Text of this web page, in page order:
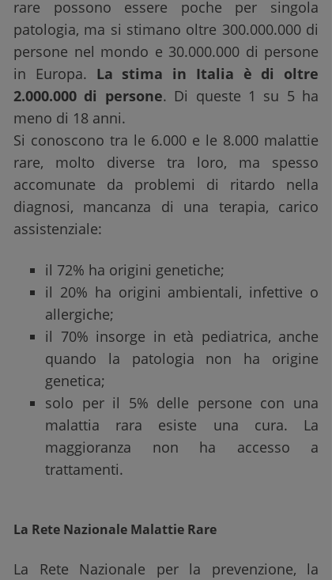
rare possono essere poche per singola
patologia, ma si stimano oltre 300.000.000 di
persone nel mondo e 30.000.000 di persone
in Europa. La stima in Italia è di oltre
2.000.000 di persone. Di queste 1 su 5 ha
meno di 18 anni.
Si conoscono tra le 6.000 e le 8.000 malattie
rare, molto diverse tra loro, ma spesso
accomunate da problemi di ritardo nella
diagnosi, mancanza di una terapia, carico
assistenziale:
il 72% ha origini genetiche;
il 20% ha origini ambientali, infettive o
allergiche;
il 70% insorge in età pediatrica, anche
quando la patologia non ha origine
genetica;
solo per il 5% delle persone con una
malattia rara esiste una cura. La
maggioranza non ha accesso a
trattamenti.
La Rete Nazionale Malattie Rare
La Rete Nazionale per la prevenzione, la